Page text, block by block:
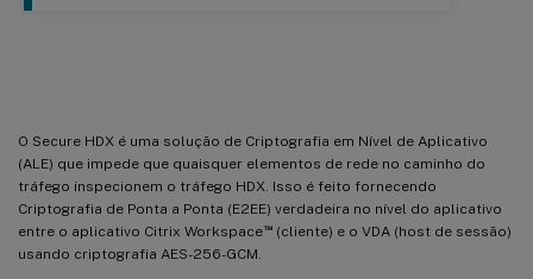
O Secure HDX é uma solução de Criptografia em Nível de Aplicativo
(ALE) que impede que quaisquer elementos de rede no caminho do
tráfego inspecionem o tráfego HDX. Isso é feito fornecendo
Criptografia de Ponta a Ponta (E2EE) verdadeira no nível do aplicativo
entre o aplicativo Citrix Workspace™(cliente) e o VDA (host de sessão)
usando criptografia AES-256-GCM.